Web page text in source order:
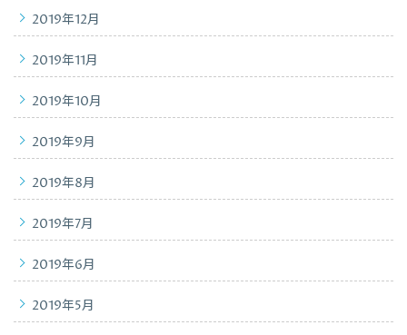
2019年12月
2019年11月
2019年10月
2019年9月
2019年8月
2019年7月
2019年6月
2019年5月